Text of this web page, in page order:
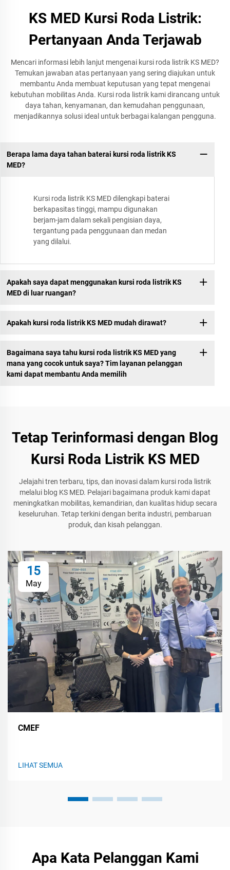
KS MED Kursi Roda Listrik:
Pertanyaan Anda Terjawab
Mencari informasi lebih lanjut mengenai kursi roda listrik KS MED?
Temukan jawaban atas pertanyaan yang sering diajukan untuk
membantu Anda membuat keputusan yang tepat mengenai
kebutuhan mobilitas Anda. Kursi roda listrik kami dirancang untuk
daya tahan, kenyamanan, dan kemudahan penggunaan,
menjadikannya solusi ideal untuk berbagai kalangan pengguna.
Berapa lama daya tahan baterai kursi roda listrik KS
MED?
Kursi roda listrik KS MED dilengkapi baterai
berkapasitas tinggi, mampu digunakan
berjam-jam dalam sekali pengisian daya,
tergantung pada penggunaan dan medan
yang dilalui.
Apakah saya dapat menggunakan kursi roda listrik KS
MED di luar ruangan?
Apakah kursi roda listrik KS MED mudah dirawat?
Bagaimana saya tahu kursi roda listrik KS MED yang
mana yang cocok untuk saya? Tim layanan pelanggan
kami dapat membantu Anda memilih
Tetap Terinformasi dengan Blog
Kursi Roda Listrik KS MED
Jelajahi tren terbaru, tips, dan inovasi dalam kursi roda listrik
melalui blog KS MED. Pelajari bagaimana produk kami dapat
meningkatkan mobilitas, kemandirian, dan kualitas hidup secara
keseluruhan. Tetap terkini dengan berita industri, pembaruan
produk, dan kisah pelanggan.
15
May
CMEF
LIHAT SEMUA
Apa Kata Pelanggan Kami